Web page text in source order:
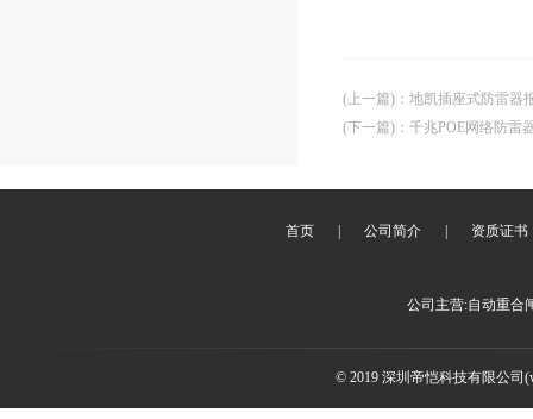
(上一篇) ： 地凯插座式防雷器
(下一篇) ： 千兆POE网络防雷
首页 公司简介 资质证书
公司主营:自动重合
© 2019 深圳帝恺科技有限公司